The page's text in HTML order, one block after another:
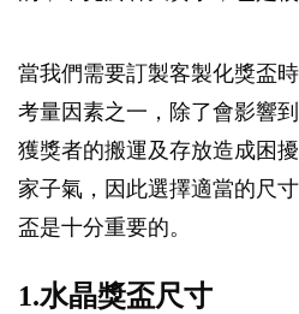
當我們需要訂製客製化獎盃
考量因素之一，除了會影響
獲獎者的搬運及存放造成困
家子氣，因此選擇適當的尺
盃是十分重要的。
1.水晶獎盃尺寸